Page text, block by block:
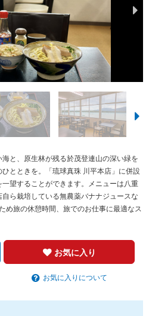
と、原生林が残る於茂登連山の深い緑を
とときを。「琉球真珠 川平本店」に併設
望することができます。メニューは八重
ら栽培している無農薬バナナジュースな
め旅の休憩時間、旅でのお仕事に最適なス
お気に入り
お気に入りについて